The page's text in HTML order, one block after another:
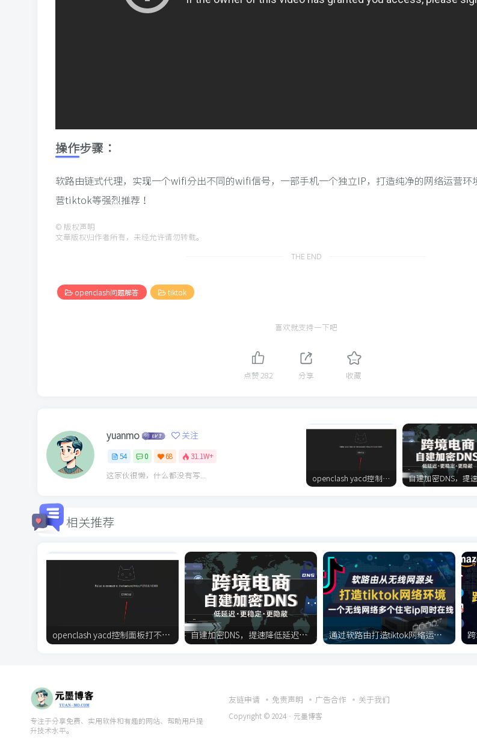
操作步骤：
软路由链式代理，实现一个wifi分出不同的wifi信号，一部手机一个独立IP，打造纯净的网络运营环
营tiktok等强烈推荐！
© 版权声明
文章版权归作者所有，未经允许请勿转载。
THE END
openclash问题解答 tiktok
喜欢就支持一下吧
点赞 282 分享 收藏
yuanmo 关注
54 0 68 31.1W+
这家伙很懒，什么都没有写... openclash yacd控制面板打不开怎么办？
相关推荐
openclash yacd控制面板打不开怎么办？ 自建加密DNS，提速降低延迟，跨境伪装性更强，抗污染 通过软路由打造tiktok网络运营环境，一个网络实现多手机多ip，软路由使用链式代理，clash链式代理，passwall链式代理
专注于分享免费、实用软件和有趣的网站、帮助用户提
升技术水平。
友链申请 免责声明 广告合作 关于我们
Copyright © 2024 · 元墨博客